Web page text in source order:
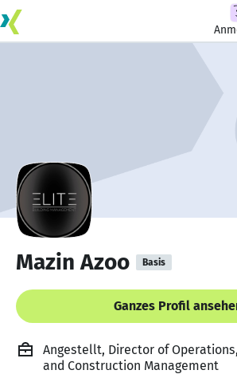
Mazin Azoo Basis
Ganzes Profil
Angestellt, Director of
and Construction Management